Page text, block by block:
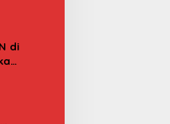
di